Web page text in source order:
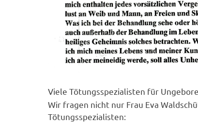
Viele Tötungsspezialisten für
Wir fragen nicht nur Frau Eva
Tötungsspezialisten: